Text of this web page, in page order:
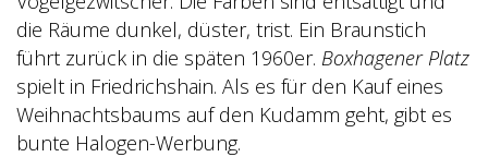
die Räume dunkel, düster, trist. Ein Braunstich
führt zurück in die späten 1960er. Boxhagener Platz
spielt in Friedrichshain. Als es für den Kauf eines
Weihnachtsbaums auf den Kudamm geht, gibt es
bunte Halogen-Werbung.